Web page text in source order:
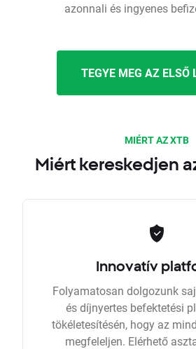
azonnali és ingyenes
TEGYE MEG AZ ELSŐ
MIÉRT AZ XTB
Miért kereskedjen
Innovatív
Folyamatosan dolgozunk
és díjnyertes befektetési
tökéletesítésén, hogy az
megfeleljen. Elérhető